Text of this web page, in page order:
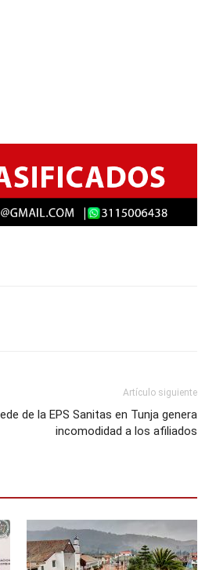
Artículo siguiente
de la EPS Sanitas en Tunja genera
incomodidad a los afiliados